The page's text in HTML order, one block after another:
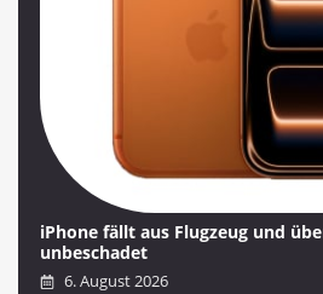
iPhone fällt aus Flugzeug und
unbeschadet
6. August 2026